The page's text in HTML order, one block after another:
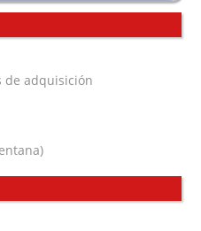
de adquisición